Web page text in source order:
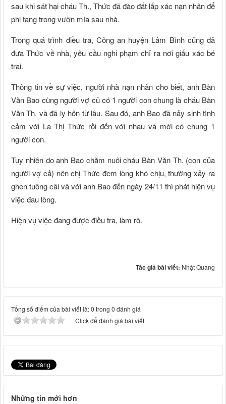
sau khi sát hại cháu Th., Thức đã đào đất lấp xác nạn nhân để
phi tang trong vườn mía sau nhà.
Trong quá trình điều tra, Công an huyện Lâm Bình cũng đã
đưa Thức về nhà, yêu cầu nghi phạm chỉ ra nơi giấu xác bé
trai.
Thông tin về sự việc, người nhà nạn nhân cho biết, anh Bàn
Văn Bao cùng người vợ cũ có 1 người con chung là cháu Bàn
Văn Th. và đã ly hôn từ lâu. Sau đó, anh Bao đã nảy sinh tình
cảm với La Thị Thức rồi đến với nhau và mới có chung 1
người con.
Tuy nhiên do anh Bao chăm nuôi cháu Bàn Văn Th. (con của
người vợ cả) nên chị Thức đem lòng khó chịu, thường xảy ra
ghen tuông cãi vã với anh Bao đến ngày 24/11 thì phát hiện vụ
việc đau lòng.
Hiện vụ việc đang được điều tra, làm rõ.
Tác giả bài viết: Nhật Quang
Tổng số điểm của bài viết là: 0 trong 0 đánh giá
Click để đánh giá bài viết
Những tin mới hơn